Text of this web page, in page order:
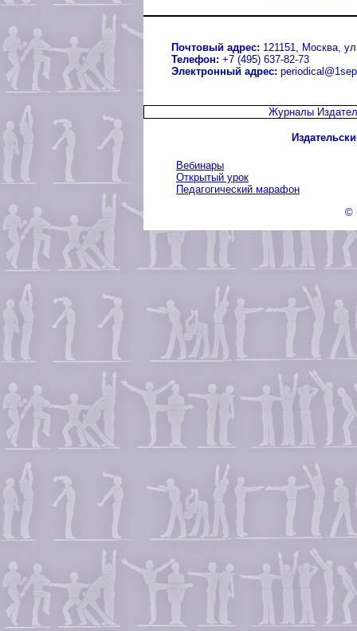
Почтовый адрес: 121151, Москва,
Телефон: +7 (495) 637-82-73
Электронный адрес:
Журналы
Вебинары
Открытый урок
Педагогический марафон
©